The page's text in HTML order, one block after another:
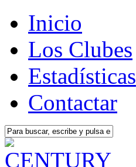
Inicio
Los Clubes
Estadísticas
Contactar